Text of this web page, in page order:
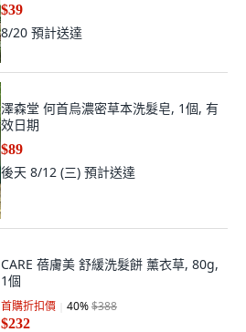
$39
8/20 預計送達
澤森堂 何首烏濃密草本洗髮皂, 1個, 有
效日期
$89
後天 8/12 (三) 預計送達
CARE 蓓膚美 舒緩洗髮餅 薰衣草, 80g,
1個
首購折扣價 40%$388
$232